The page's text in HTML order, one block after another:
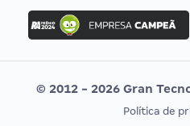
Concurso Ibama
Concurso MPU
Editais publicados
CONCURSOS POR PROFISSÃO
© 2012 - 2026 Gran
Política de